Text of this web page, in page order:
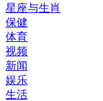
星座与生肖
保健
体育
视频
新闻
娱乐
生活